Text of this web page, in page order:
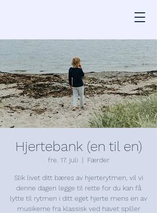
Hjertebank (en til en)
fre. 17. juli
  |
Færder
Slik livet ditt bæres av hjerterytmen, vil vi
denne dagen legge til rette for du kan få
lytte til rytmen i ditt eget hjerte mens en av
musikerne fra klassisk ved havet spiller